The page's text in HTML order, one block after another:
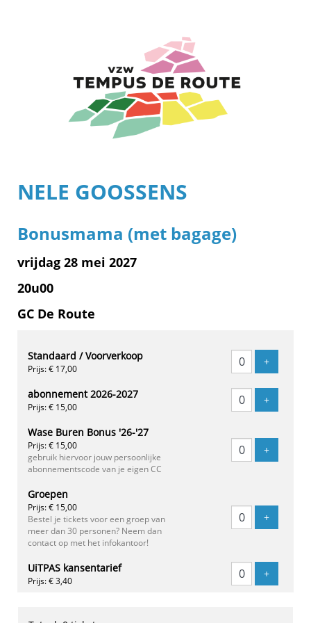
NELE GOOSSENS
Bonusmama (met bagage)
vrijdag 28 mei 2027
20u00
GC De Route
Standaard / Voorverkoop
Prijs: € 17,00
+Voeg
abonnement 2026-2027
Prijs: € 15,00
+Voeg
Wase Buren Bonus '26-'27
Prijs: € 15,00
gebruik hiervoor jouw persoonlijke
abonnementscode van je eigen CC
+Voeg
Groepen
Prijs: € 15,00
Bestel je tickets voor een groep van
meer dan 30 personen? Neem dan
contact op met het infokantoor!
+Voeg
UiTPAS kansentarief
Prijs: € 3,40
+Voeg